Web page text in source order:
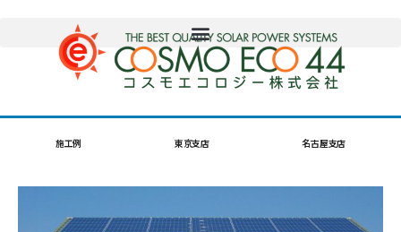
施工例 東京支店 名古屋支店